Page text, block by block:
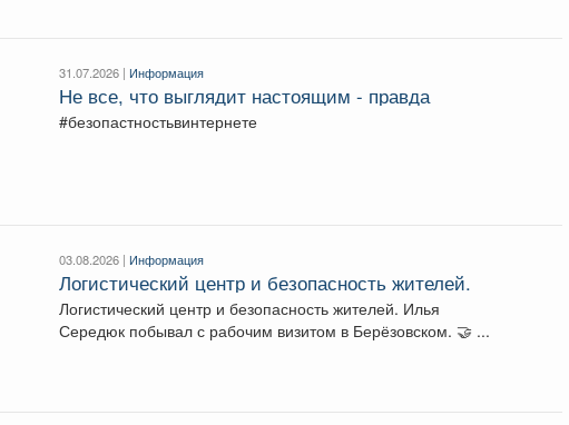
31.07.2026 | Информация
Не все, что выглядит настоящим - правда
#безопастностьвинтернете
03.08.2026 | Информация
Логистический центр и безопасность жителей.
Логистический центр и безопасность жителей. Илья
Середюк побывал с рабочим визитом в Берёзовском. 🤝 ...